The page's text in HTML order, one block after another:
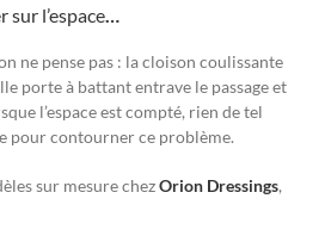
sur l’espace…
ne pense pas : la cloison coulissante
porte à battant entrave le passage et
l’espace est compté, rien de tel
pour contourner ce problème.
sur mesure chezOrion Dressings,